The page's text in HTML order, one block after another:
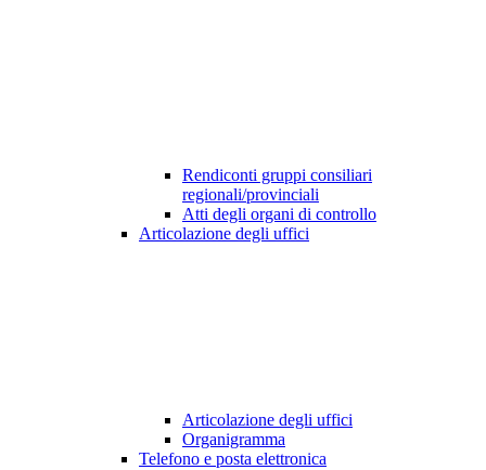
Rendiconti gruppi consiliari
regionali/provinciali
Atti degli organi di controllo
Articolazione degli uffici
Articolazione degli uffici
Organigramma
Telefono e posta elettronica